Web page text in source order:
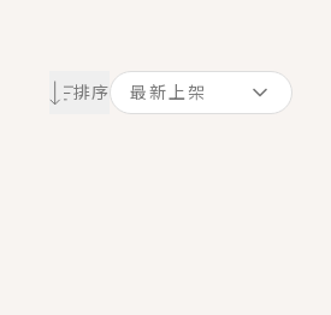
然還後悔了？
排序 最新上架